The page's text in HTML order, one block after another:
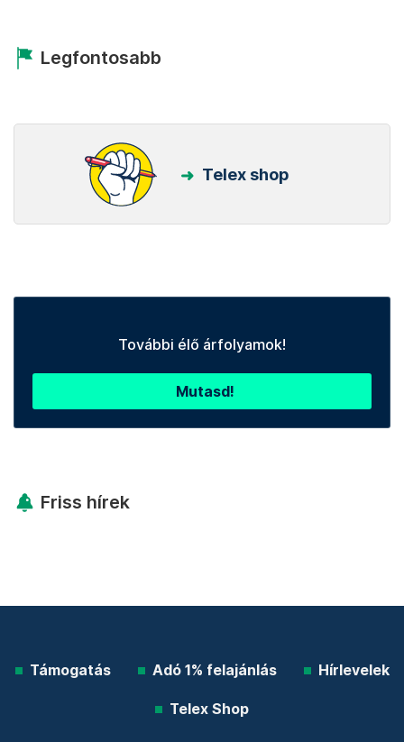
Legfontosabb
Telex shop
További élő árfolyamok!
Mutasd!
Friss hírek
Támogatás Adó 1% felajánlás Hírlevelek
Telex Shop